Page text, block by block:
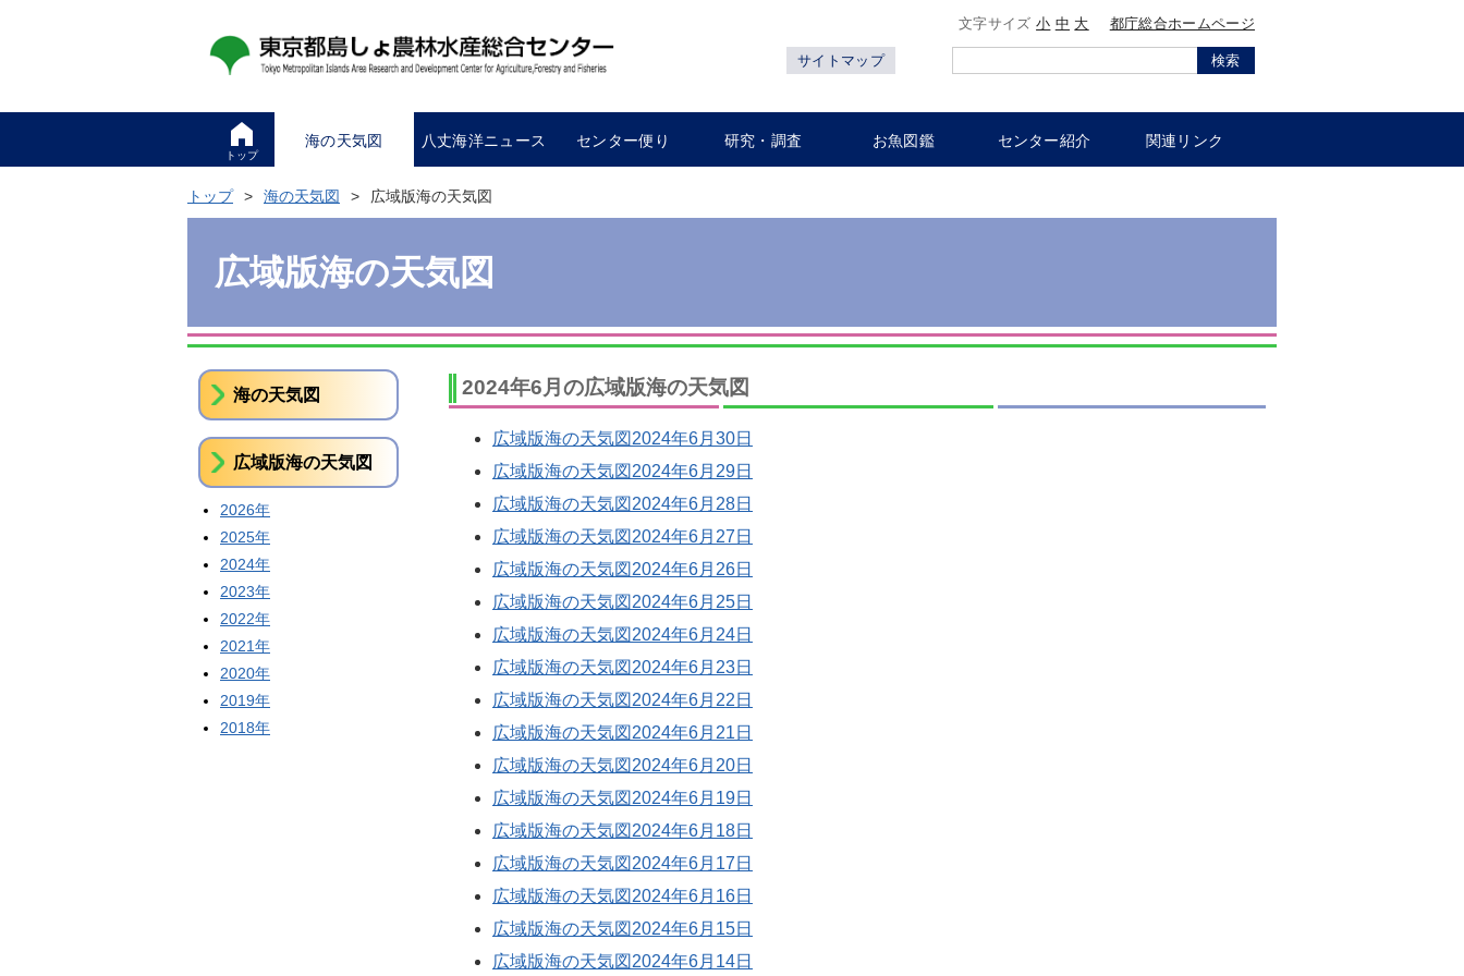
文字サイズ小 中 大 都庁総合ホームページ
サイトマップ 検索
トップ
海の天気図 八丈海洋ニュース センター便り 研究・調査 お魚図鑑 センター紹介 関連リンク
トップ 海の天気図 広域版海の天気図
広域版海の天気図
2024年6月の広域版海の天気図
広域版海の天気図2024年6月30日
広域版海の天気図2024年6月29日
広域版海の天気図2024年6月28日
広域版海の天気図2024年6月27日
広域版海の天気図2024年6月26日
広域版海の天気図2024年6月25日
広域版海の天気図2024年6月24日
広域版海の天気図2024年6月23日
広域版海の天気図2024年6月22日
広域版海の天気図2024年6月21日
広域版海の天気図2024年6月20日
広域版海の天気図2024年6月19日
広域版海の天気図2024年6月18日
広域版海の天気図2024年6月17日
広域版海の天気図2024年6月16日
広域版海の天気図2024年6月15日
広域版海の天気図2024年6月14日
海の天気図
広域版海の天気図
2026年
2025年
2024年
2023年
2022年
2021年
2020年
2019年
2018年